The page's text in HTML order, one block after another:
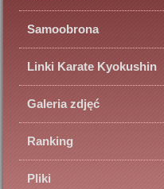
Samoobrona
Linki Karate Kyokushin
Galeria zdjęć
Ranking
Pliki